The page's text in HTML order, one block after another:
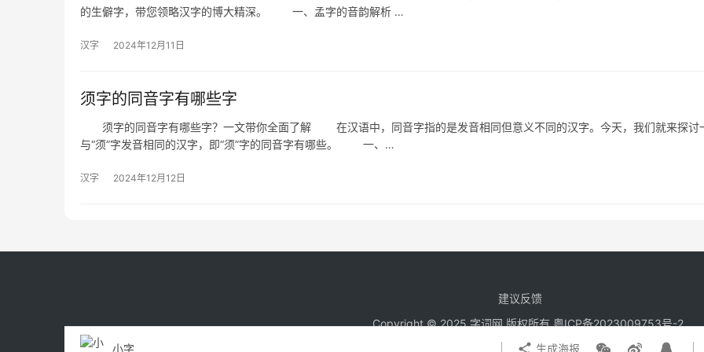
小字 生成海报
的生僻字，带您领略汉字的博大精深。 一、孟字的音韵解析 …
汉字 2024年12月11日
须字的同音字有哪些字
须字的同音字有哪些字？一文带你全面了解 在汉语中，同音字指的是发音相同但意义不同的汉字。今天，我们就来探讨
与“须”字发音相同的汉字，即“须”字的同音字有哪些。 一、…
汉字 2024年12月12日
建议反馈
Copyright © 2025 字词网 版权所有粤ICP备2023009753号-2